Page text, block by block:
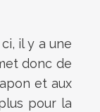
il y a une
donc de
et aux
pour la